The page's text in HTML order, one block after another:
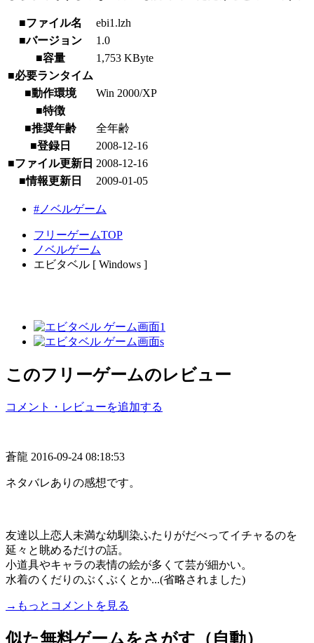
■ファイル名
ebi1.lzh
■バージョン
1.0
■容量
1,753 KByte
■必要ランタイム
■動作環境
Win 2000/XP
■特徴
■推奨年齢
全年齢
■登録日
2008-12-16
■ファイル更新日 2008-12-16
■情報更新日
2009-01-05
#ノベルゲーム
フリーゲームTOP
ノベルゲーム
エビタベル [ Windows ]
このフリーゲームのレビュー
コメント・レビューを追加する
蒼龍 2016-09-24 08:18:53
ネタバレありの感想です。
友達以上恋人未満な幼馴染ふたりがだべってイチャるのを
延々と眺めるだけの話。
小道具やキャラの表情の絵が多くて芸が細かい。
水着のくだりのぶくぶくとか...(省略されました)
→もっとコメントを見る
似た無料ゲームをさがす（自動）